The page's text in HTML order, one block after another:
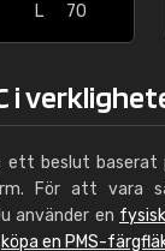
L
70
i
beslut baserat
För att vara
använder en
köpa en PMS-